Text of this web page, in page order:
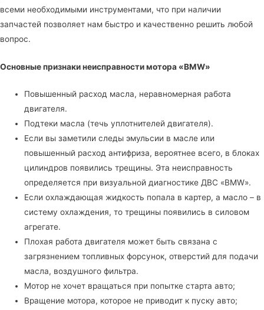
всеми необходимыми инструментами, что при наличии
запчастей позволяет нам быстро и качественно решить любой
вопрос.
Основные признаки неисправности мотора «BMW»
Повышенный расход масла, неравномерная работа
двигателя.
Подтеки масла (течь уплотнителей двигателя).
Если вы заметили следы эмульсии в масле или
повышенный расход антифриза, вероятнее всего, в блоках
цилиндров появились трещины. Эта неисправность
определяется при визуальной диагностике ДВС «BMW».
Если охлаждающая жидкость попала в картер, а масло – в
систему охлаждения, то трещины появились в силовом
агрегате.
Плохая работа двигателя может быть связана с
загрязнением топливных форсунок, отверстий для подачи
масла, воздушного фильтра.
Мотор не хочет вращаться при попытке старта авто;
Вращение мотора, которое не приводит к пуску авто;